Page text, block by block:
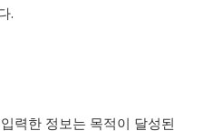
.
력한 정보는 목적이 달성된